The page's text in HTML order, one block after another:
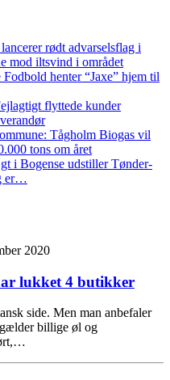
rødt advarselsflag i
mod iltsvind i området
Fodbold henter “Jaxe” hjem til
flyttede kunder
Tågholm Biogas vil
tons om året
i Bogense udstiller Tønder-
er…
2020
lukket 4 butikker
side. Men man anbefaler
billige øl og